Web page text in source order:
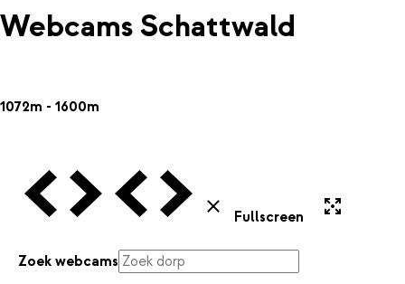
Webcams Schattwald
1072m - 1600m
Vorige Webcam
Volgende Webcam
Vorige Webcam
Volgende Webcam
Sluiten
Fullscreen
Zoek webcams